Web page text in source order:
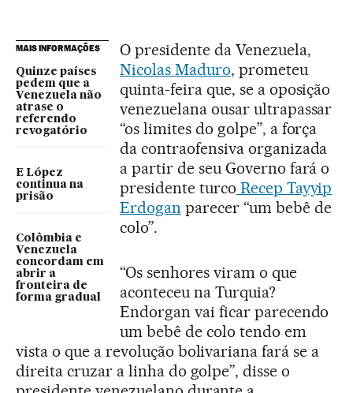
MAIS INFORMAÇÕES
Quinze países
pedem que a
Venezuela não
atrase o
referendo
revogatório
E López
continua na
prisão
Colômbia e
Venezuela
concordam em
abrir a
fronteira de
forma gradual
O presidente da Venezuela,
Nicolas Maduro, prometeu
quinta-feira que, se a oposição
venezuelana ousar ultrapassar
“os limites do golpe”, a força
da contraofensiva organizada
a partir de seu Governo fará o
presidente turco Recep Tayyip
Erdogan parecer “um bebê de
colo”.
“Os senhores viram o que
aconteceu na Turquia?
Endorgan vai ficar parecendo
um bebê de colo tendo em
vista o que a revolução bolivariana fará se a
direita cruzar a linha do golpe”, disse o